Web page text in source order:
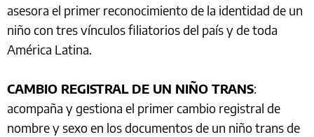
asesora el primer reconocimiento de la identidad de un
niño con tres vínculos filiatorios del país y de toda
América Latina.
CAMBIO REGISTRAL DE UN NIÑO TRANS:
acompaña y gestiona el primer cambio registral de
nombre y sexo en los documentos de un niño trans de